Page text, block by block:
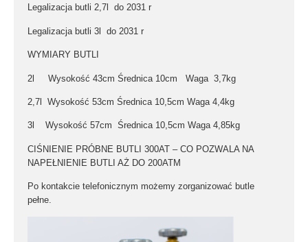
Legalizacja butli 2,7l do 2031 r
Legalizacja butli 3l do 2031 r
WYMIARY BUTLI
2l Wysokość 43cm Średnica 10cm Waga 3,7kg
2,7l Wysokość 53cm Średnica 10,5cm Waga 4,4kg
3l Wysokość 57cm Średnica10,5cm Waga4,85kg
CIŚNIENIE PRÓBNE BUTLI 300AT – CO POZWALA NA
NAPEŁNIENIE BUTLI AŻ DO 200ATM
Po kontakcie telefonicznym możemy zorganizować butle
pełne.